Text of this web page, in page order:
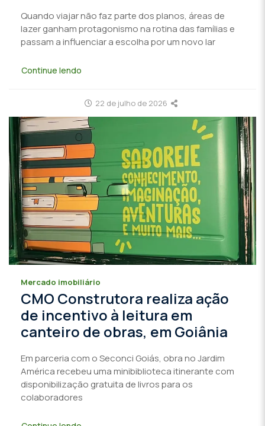
Quando viajar não faz parte dos planos, áreas de
lazer ganham protagonismo na rotina das famílias e
passam a influenciar a escolha por um novo lar
Continue lendo
22 de julho de 2026
Mercado imobiliário
CMO Construtora realiza ação
de incentivo à leitura em
canteiro de obras, em Goiânia
Em parceria com o Seconci Goiás, obra no Jardim
América recebeu uma minibiblioteca itinerante com
disponibilização gratuita de livros para os
colaboradores